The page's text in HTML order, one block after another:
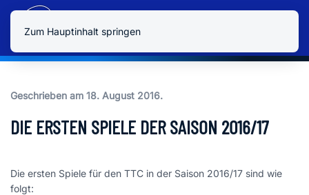
Zum Hauptinhalt springen
Geschrieben am 18. August 2016.
DIE ERSTEN SPIELE DER SAISON 2016/17
Die ersten Spiele für den TTC in der Saison 2016/17 sind wie
folgt: